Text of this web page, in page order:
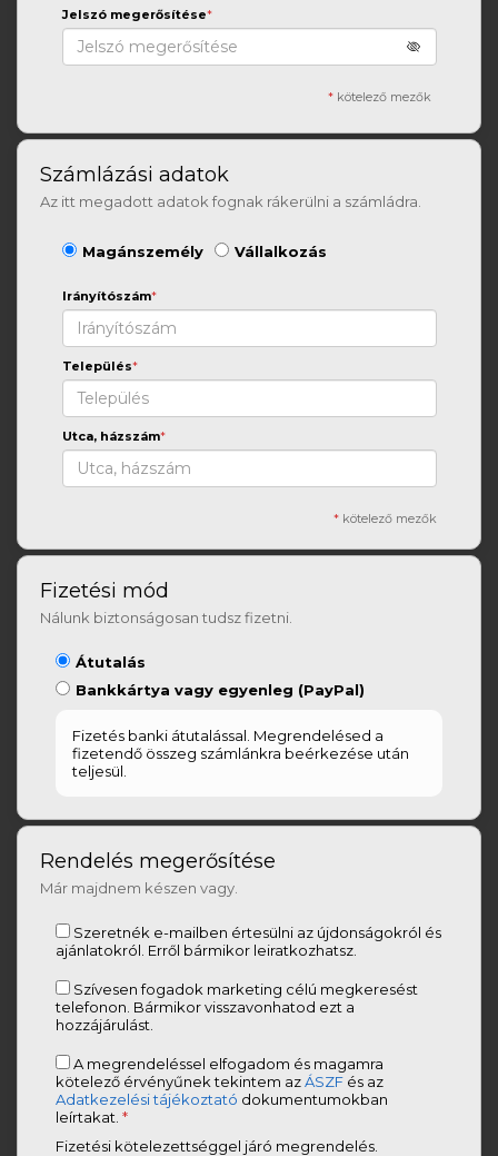
Jelszó megerősítése*
* kötelező mezők
Számlázási adatok
Az itt megadott adatok fognak rákerülni a számládra.
Magánszemély Vállalkozás
Irányítószám*
Település*
Utca, házszám*
* kötelező mezők
Fizetési mód
Nálunk biztonságosan tudsz fizetni.
Átutalás
Bankkártya vagy egyenleg (PayPal)
Fizetés banki átutalással. Megrendelésed a
fizetendő összeg számlánkra beérkezése után
teljesül.
Rendelés megerősítése
Már majdnem készen vagy.
Szeretnék e-mailben értesülni az újdonságokról és
ajánlatokról. Erről bármikor leiratkozhatsz.
Szívesen fogadok marketing célú megkeresést
telefonon. Bármikor visszavonhatod ezt a
hozzájárulást.
A megrendeléssel elfogadom és magamra
kötelező érvényűnek tekintem azÁSZF és az
Adatkezelési tájékoztató dokumentumokban
leírtakat.*
Fizetési kötelezettséggel járó megrendelés.